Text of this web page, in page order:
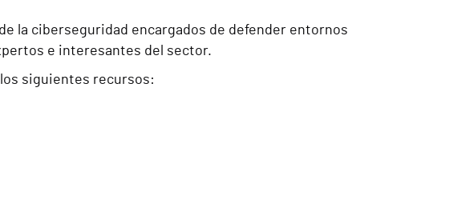
la ciberseguridad encargados de defender entornos
e interesantes del sector.
siguientes recursos: